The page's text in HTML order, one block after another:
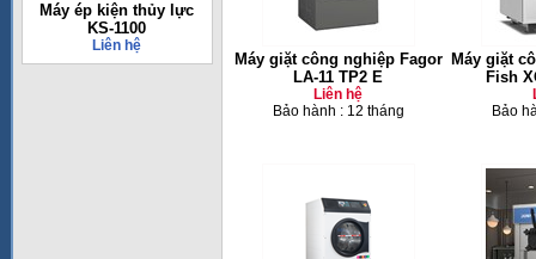
Máy ép kiện thủy lực
KS-1100
Liên hệ
Máy giặt công nghiệp Fagor
LA-11 TP2 E
Liên hệ
Bảo hành : 12 tháng
Máy giặt
Fish
Bảo